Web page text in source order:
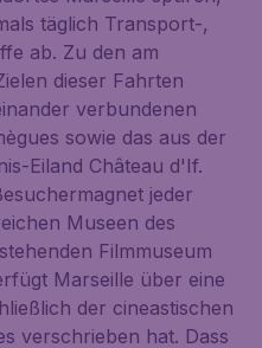
täglich Transport-,
ab. Zu den am
dieser Fahrten
verbundenen
sowie das aus der
Eiland Château d'If.
jeder
Museen des
Filmmuseum
Marseille über eine
der cineastischen
verschrieben hat. Dass